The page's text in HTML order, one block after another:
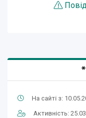
На сайті з:
Активність: